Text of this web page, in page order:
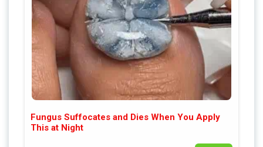
Fungus Suffocates and Dies When You Apply
This at Night